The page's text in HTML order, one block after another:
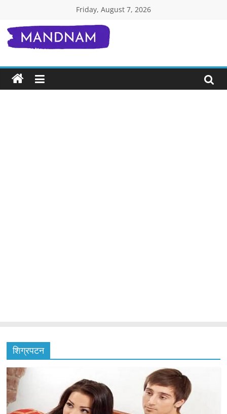
content
Friday, August 7, 2026
Mandnam.com
जाने
एक-
शिग्रपटन